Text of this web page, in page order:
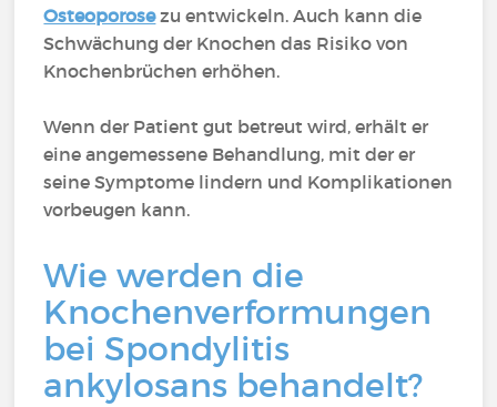
Osteoporosezu entwickeln. Auch kann die
Schwächung der Knochen das Risiko von
Knochenbrüchen erhöhen.
Wenn der Patient gut betreut wird, erhält er
eine angemessene Behandlung, mit der er
seine Symptome lindern und Komplikationen
vorbeugen kann.
Wie werden die
Knochenverformungen
bei Spondylitis
ankylosans behandelt?